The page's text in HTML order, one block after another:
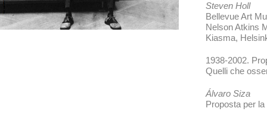
Steven Holl
Bellevue Art
Nelson Atkins
Kiasma,
1938-2002.
Quelli che
Álvaro Siza
Proposta per